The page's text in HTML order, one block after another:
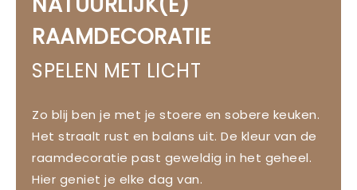
RAAMDECORATIE
SPELEN MET LICHT
Zo blij ben je met je stoere en sobere keuken.
Het straalt rust en balans uit. De kleur van de
raamdecoratie past geweldig in het geheel.
Hier geniet je elke dag van.